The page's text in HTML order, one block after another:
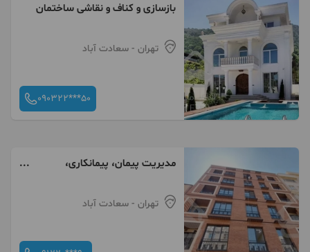
بازسازی و کناف و نقاشی ساختمان
تهران - سعادت آباد
090322***50
مدیریت پیمان، پیمانکاری،
تهران - سعادت آباد